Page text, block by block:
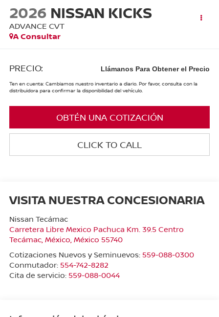
2026 NISSAN KICKS
ADVANCE CVT
A Consultar
PRECIO: Llámanos Para Obtener el Precio
Ten en cuenta: Cambiamos nuestro inventario a diario. Por favor, consulta con la
distribuidora para confirmar la disponibilidad del vehículo.
OBTÉN UNA COTIZACIÓN
CLICK TO CALL
VISITA NUESTRA CONCESIONARIA
Nissan Tecámac
Carretera Libre Mexico Pachuca Km. 39.5 Centro
Tecámac, México , México 55740
Cotizaciones Nuevos y Seminuevos: 559-088-0300
Conmutador: 554-742-8282
Cita de servicio: 559-088-0044